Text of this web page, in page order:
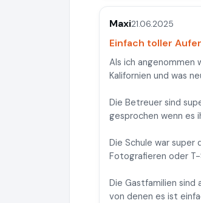
Maxi21.06.2025
Einfach toller
Als ich angenommen
Kalifornien und was
Die Betreuer sind
gesprochen wenn es
Die Schule war super
Fotografieren oder
Die Gastfamilien sind
von denen es ist